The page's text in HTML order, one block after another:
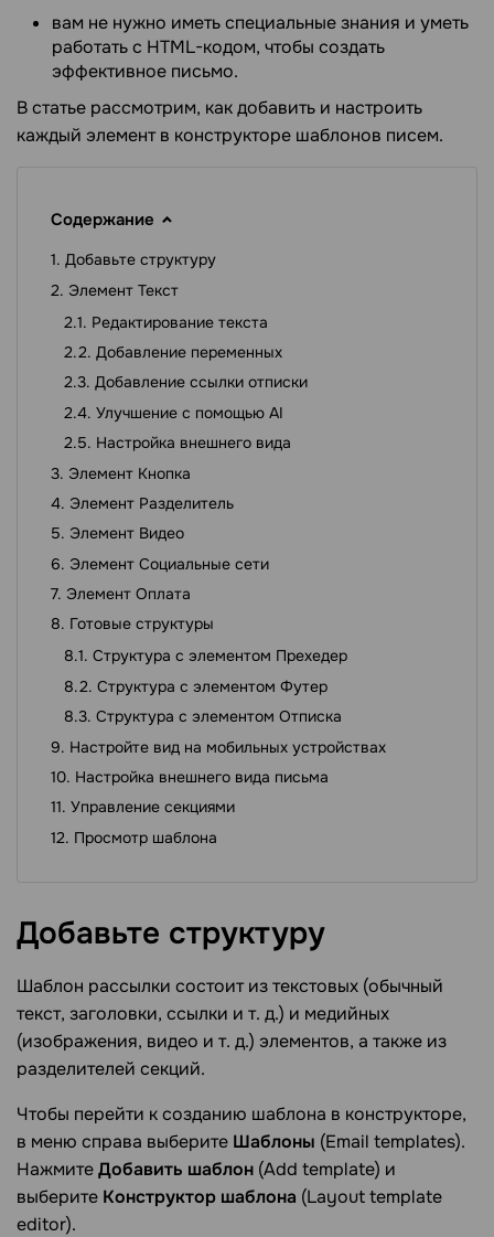
вам не нужно иметь специальные знания и уметь
работать с HTML-кодом, чтобы создать
эффективное письмо.
В статье рассмотрим, как добавить и настроить
каждый элемент в конструкторе шаблонов писем.
Содержание
Добавьте структуру
Элемент Текст
Редактирование текста
Добавление переменных
Добавление ссылки отписки
Улучшение с помощью AI
Настройка внешнего вида
Элемент Кнопка
Элемент Разделитель
Элемент Видео
Элемент Социальные сети
Элемент Оплата
Готовые структуры
Структура с элементом Прехедер
Структура с элементом Футер
Структура с элементом Отписка
Настройте вид на мобильных устройствах
Настройка внешнего вида письма
Управление секциями
Просмотр шаблона
Добавьте структуру
Шаблон рассылки состоит из текстовых (обычный
текст, заголовки, ссылки и т. д.) и медийных
(изображения, видео и т. д.) элементов, а также из
разделителей секций.
Чтобы перейти к созданию шаблона в конструкторе,
в меню справа выберите Шаблоны (Email templates).
НажмитеДобавить шаблон (Add template) и
выберите Конструктор шаблона (Layout template
editor).